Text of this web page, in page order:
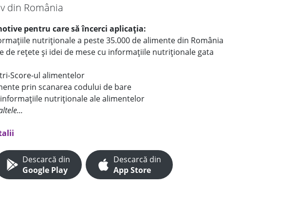
din România
pentru care să încerci aplicația:
nutriționale a peste 35.000 de alimente din România
de rețete și idei de mese cu informațiile nutriționale gata
Score-ul alimentelor
prin scanarea codului de bare
nutriționale ale alimentelor
Descarcă din
Google Play
Descarcă din
App Store